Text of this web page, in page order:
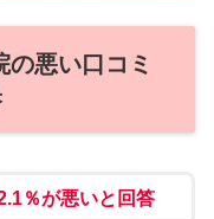
の悪い口コミ
％が悪いと回答